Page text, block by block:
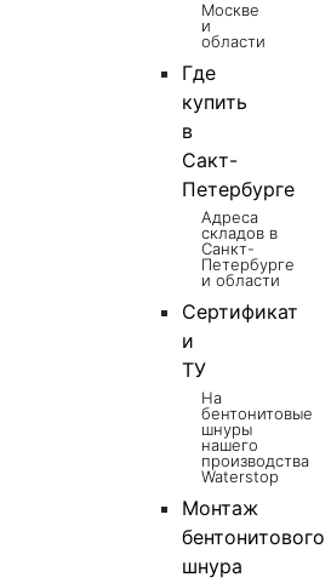
Москве
и
области
Где
купить
в
Сакт-
Петербурге
Адреса
складов в
Санкт-
Петербурге
и области
Сертификат
и
ТУ
На
бентонитовые
шнуры
нашего
производства
Waterstop
Монтаж
бентонитового
шнура